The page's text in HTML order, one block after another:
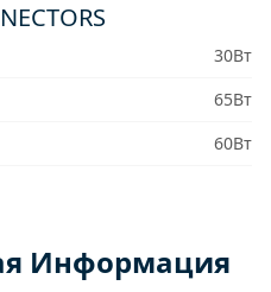
30Вт
65Вт
60Вт
Информация